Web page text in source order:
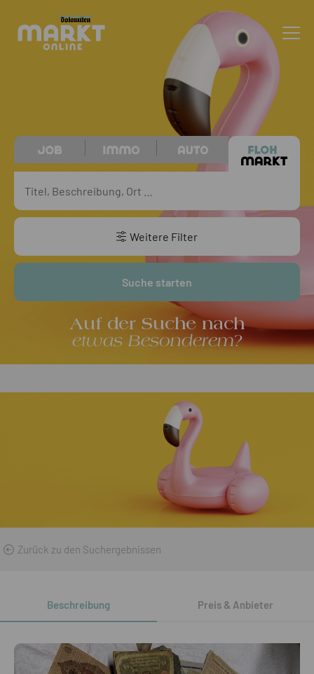
Auf der Suche nach
etwas Besonderem?
Weitere Filter
Suche starten
Zurück zu den Suchergebnissen
Beschreibung Preis & Anbieter